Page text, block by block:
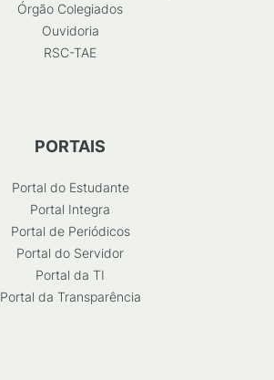
Órgão Colegiados
Ouvidoria
RSC-TAE
PORTAIS
Portal do Estudante
Portal Integra
Portal de Periódicos
Portal do Servidor
Portal da TI
Portal da Transparência